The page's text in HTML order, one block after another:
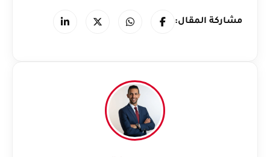
مشاركة المقال: